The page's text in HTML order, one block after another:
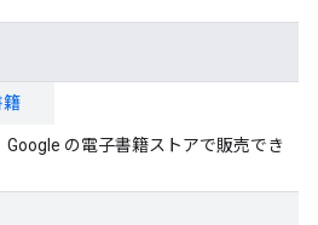
籍
の電子書籍ストアで販売でき